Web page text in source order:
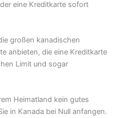
eine Kreditkarte sofort
großen kanadischen
anbieten, die eine Kreditkarte
Limit und sogar
Heimatland kein gutes
in Kanada bei Null anfangen.